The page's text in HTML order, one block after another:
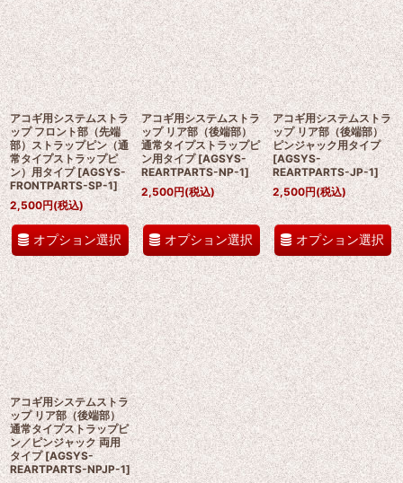
アコギ用システムストラ
ップ フロント部（先端
部）ストラップピン（通
常タイプストラップピ
ン）用タイプ [AGSYS-
FRONTPARTS-SP-1]
2,500円(税込)
オプション選択
アコギ用システムストラ
ップ リア部（後端部）
通常タイプストラップピ
ン用タイプ [AGSYS-
REARTPARTS-NP-1]
2,500円(税込)
オプション選択
アコギ用システムストラ
ップ リア部（後端部）
ピンジャック用タイプ
[AGSYS-
REARTPARTS-JP-1]
2,500円(税込)
オプション選択
アコギ用システムストラ
ップ リア部（後端部）
通常タイプストラップピ
ン／ピンジャック 両用
タイプ [AGSYS-
REARTPARTS-NPJP-1]